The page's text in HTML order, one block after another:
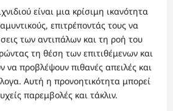
είναι μια κρίσιμη ικανότητα
επιτρέποντάς τους να
των αντιπάλων και τη ροή του
τη θέση των επιτιθέμενων και
προβλέψουν πιθανές απειλές και
Αυτή η προνοητικότητα μπορεί
παρεμβολές και τάκλιν.